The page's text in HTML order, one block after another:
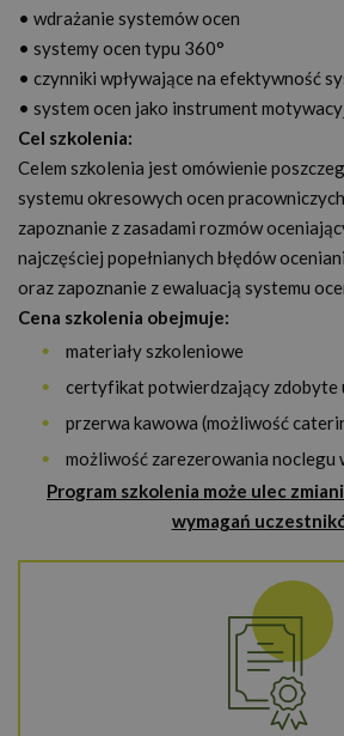
• wdrażanie systemów ocen
• systemy ocen typu 360°
• czynniki wpływające na efektywność
• system ocen jako instrument
Cel szkolenia:
Celem szkolenia jest omówienie
systemu okresowych ocen
zapoznanie z zasadami rozmów
najczęściej popełnianych błędów
oraz zapoznanie z ewaluacją systemu
Cena szkolenia obejmuje:
materiały szkoleniowe
certyfikat potwierdzający zdobyte
przerwa kawowa (możliwość
możliwość zarezerowania noclegu
Program szkolenia może ulec
wymagań